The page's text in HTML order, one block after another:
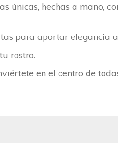
únicas, hechas a mano,
para aportar elegancia
rostro.
en el centro de